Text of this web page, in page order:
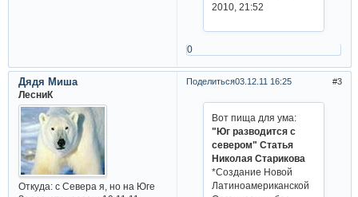
2010, 21:52
0
Поделиться 3
03.12.11 16:25
Дядя Миша
ЛесниК
Откуда:с Севера я, но на Юге
Вот пища для ума:
"Юг разводится с
севером" Статья
Николая Старикова
*Создание Новой
Латиноамериканской